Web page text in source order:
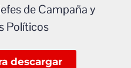
de Campaña y
Políticos
descargar